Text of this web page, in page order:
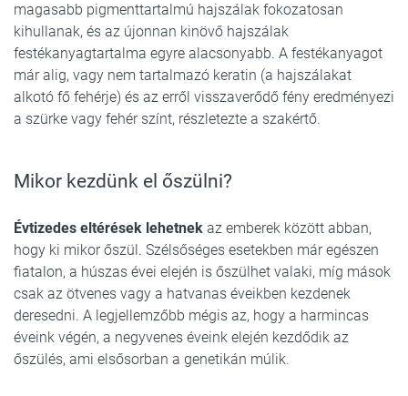
magasabb pigmenttartalmú hajszálak fokozatosan
kihullanak, és az újonnan kinövő hajszálak
festékanyagtartalma egyre alacsonyabb. A festékanyagot
már alig, vagy nem tartalmazó keratin (a hajszálakat
alkotó fő fehérje) és az erről visszaverődő fény eredményezi
a szürke vagy fehér színt, részletezte a szakértő.
Mikor kezdünk el őszülni?
Évtizedes eltérések lehetnek az emberek között abban,
hogy ki mikor őszül. Szélsőséges esetekben már egészen
fiatalon, a húszas évei elején is őszülhet valaki, míg mások
csak az ötvenes vagy a hatvanas éveikben kezdenek
deresedni. A legjellemzőbb mégis az, hogy a harmincas
éveink végén, a negyvenes éveink elején kezdődik az
őszülés, ami elsősorban a genetikán múlik.